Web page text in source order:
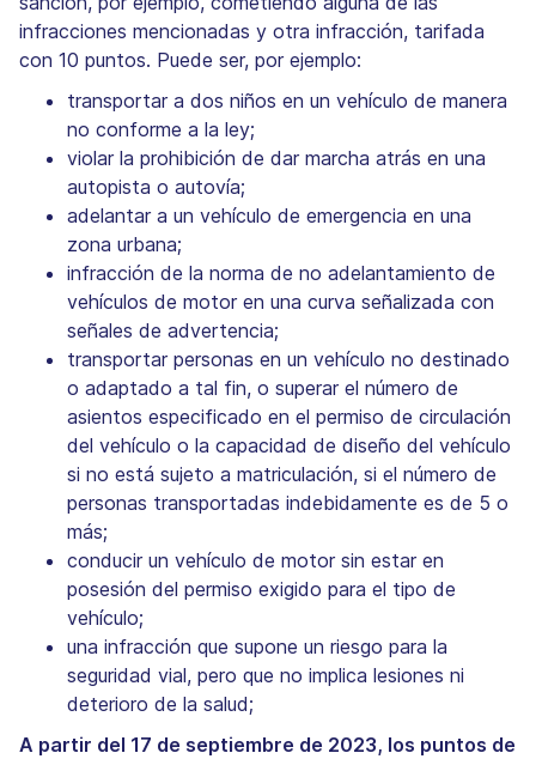
infracciones mencionadas y otra infracción, tarifada
con 10 puntos. Puede ser, por ejemplo:
transportar a dos niños en un vehículo de manera
no conforme a la ley;
violar la prohibición de dar marcha atrás en una
autopista o autovía;
adelantar a un vehículo de emergencia en una
zona urbana;
infracción de la norma de no adelantamiento de
vehículos de motor en una curva señalizada con
señales de advertencia;
transportar personas en un vehículo no destinado
o adaptado a tal fin, o superar el número de
asientos especificado en el permiso de circulación
del vehículo o la capacidad de diseño del vehículo
si no está sujeto a matriculación, si el número de
personas transportadas indebidamente es de 5 o
más;
conducir un vehículo de motor sin estar en
posesión del permiso exigido para el tipo de
vehículo;
una infracción que supone un riesgo para la
seguridad vial, pero que no implica lesiones ni
deterioro de la salud;
A partir del 17 de septiembre de 2023, los puntos de